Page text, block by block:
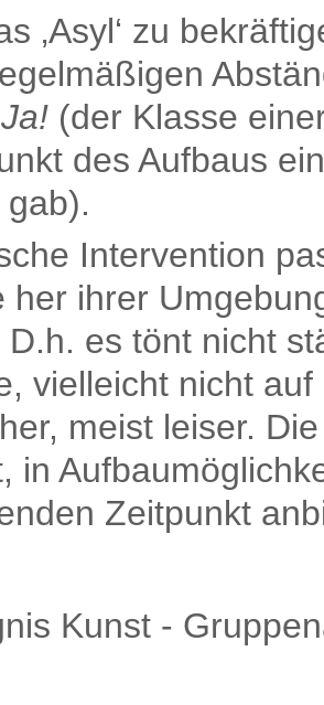
‚Asyl‘ zu
Ja! (der Klasse
des Aufbaus
Intervention
her ihrer
D.h. es tönt nicht
vielleicht nicht
meist leiser.
in
Zeitpunkt
Kunst -